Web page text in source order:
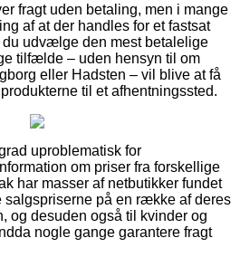
fragt uden betaling, men i mange
af at der handles for et fastsat
udvælge den mest betalelige
tilfælde – uden hensyn til om
eller Hadsten – vil blive at få
til et afhentningssted.
uproblematisk for
om priser fra forskellige
har masser af netbutikker fundet
på en række af deres
og desuden også til kvinder og
nogle gange garantere fragt